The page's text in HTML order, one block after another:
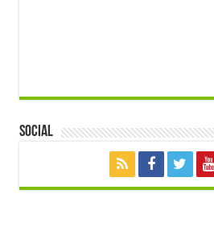
Social